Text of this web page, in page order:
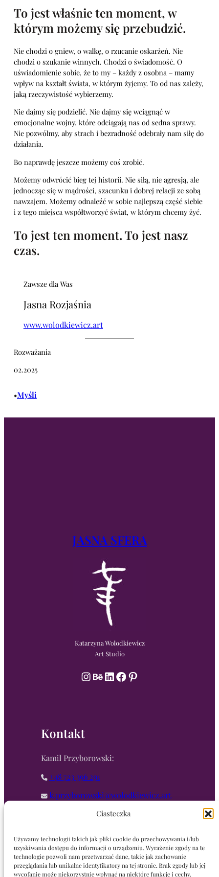
Ciasteczka
Używamy technologii takich jak pliki cookie do przechowywania i/lub
uzyskiwania dostępu do informacji o urządzeniu. Wyrażenie zgody na te
technologie pozwoli nam przetwarzać dane, takie jak zachowanie
przeglądania lub unikalne identyfikatory na tej stronie. Brak zgody lub jej
wycofanie może niekorzystnie wpłynąć na niektóre funkcje i cechy.
To jest właśnie ten moment, w
którym możemy się przebudzić.
Nie chodzi o gniew, o walkę, o rzucanie oskarżeń. Nie
chodzi o szukanie winnych. Chodzi o świadomość. O
uświadomienie sobie, że to my – każdy z osobna – mamy
wpływ na kształt świata, w którym żyjemy. To od nas zależy,
jaką rzeczywistość wybierzemy.
Nie dajmy się podzielić. Nie dajmy się wciągnąć w
emocjonalne wojny, które odciągają nas od sedna sprawy.
Nie pozwólmy, aby strach i bezradność odebrały nam siłę do
działania.
Bo naprawdę jeszcze możemy coś zrobić.
Możemy odwrócić bieg tej historii. Nie siłą, nie agresją, ale
jednocząc się w mądrości, szacunku i dobrej relacji ze sobą
nawzajem. Możemy odnaleźć w sobie najlepszą część siebie
i z tego miejsca współtworzyć świat, w którym chcemy żyć.
To jest ten moment. To jest nasz
czas.
Zawsze dla Was
Jasna Rozjaśnia
www.wolodkiewicz.art
Rozważania
02.2025
•Myśli
JASNA SFERA
Katarzyna Wolodkiewicz
Art Studio
InstagramBehance LinkedIn Facebook Pinterest
Kontakt
Kamil Przyborowski:
+48 723 396 291
k.przyborowski@wolodkiewicz.art
Wrocław, Polska
Nawigacja